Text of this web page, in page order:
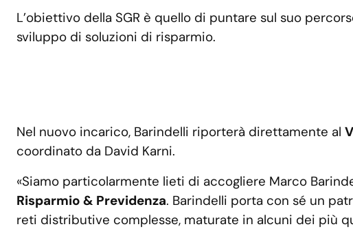
L’obiettivo della SGR è quello di puntare sul suo
sviluppo di soluzioni di risparmio.
Nel nuovo incarico, Barindelli riporterà direttamente al
coordinato da David Karni.
«Siamo particolarmente lieti di accogliere Marco
Risparmio & Previdenza. Barindelli porta con sé un
reti distributive complesse, maturate in alcuni dei più